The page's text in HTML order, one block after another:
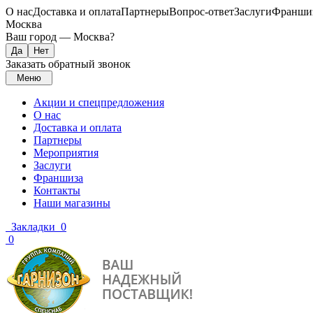
О насДоставка и оплатаПартнерыВопрос-ответЗаслуги
Москва
Ваш город — Москва?
Заказать обратный звонок
Меню
Акции и спецпредложения
О нас
Доставка и оплата
Партнеры
Мероприятия
Заслуги
Франшиза
Контакты
Наши магазины
Закладки 0
0